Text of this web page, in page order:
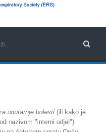
unutarnje bolesti (ili kako je
nazivom "interni odjel")